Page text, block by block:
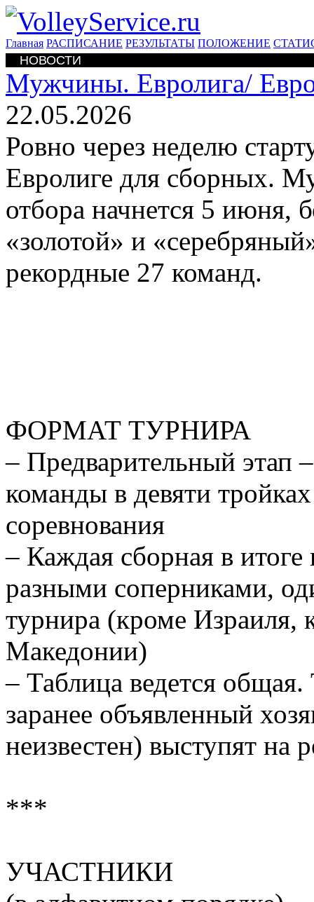
Главная РАСПИСАНИЕ РЕЗУЛЬТАТЫ ПОЛОЖЕНИЕ
НОВОСТИ
Мужчины. Евролига/
22.05.2026
Ровно через неделю
Евролиге для сборных.
отбора начнется 5 июня,
«золотой» и
рекордные 27 команд.
ФОРМАТ ТУРНИРА
– Предварительный этап
команды в девяти
соревнования
– Каждая сборная в
разными соперниками,
турнира (кроме Израиля,
Македонии)
– Таблица ведется
заранее объявленный
неизвестен) выступят на
***
УЧАСТНИКИ